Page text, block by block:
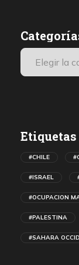
Etiquetas
#CHILE
#ISRAEL
#OCUPACION
#PALESTINA
#SAHARA